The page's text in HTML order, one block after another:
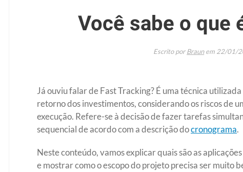
Você sabe o que
Escrito porBraunem 22/01/
Já ouviu falar de Fast Tracking? É uma técnica
retorno dos investimentos, considerando os riscos de
execução. Refere-se à decisão de fazer tarefas
sequencial de acordo com a descrição docronograma.
Neste conteúdo, vamos explicar quais são as
e mostrar como o escopo do projeto precisa ser muito